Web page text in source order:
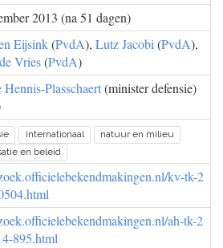
2013 (na 51 dagen)
Eijsink(PvdA), Lutz Jacobi (PvdA),
Vries(PvdA)
Hennis-Plasschaert(minister defensie)
internationaal
natuur en milieu
en beleid
kv-tk-2
ah-tk-2
895.html